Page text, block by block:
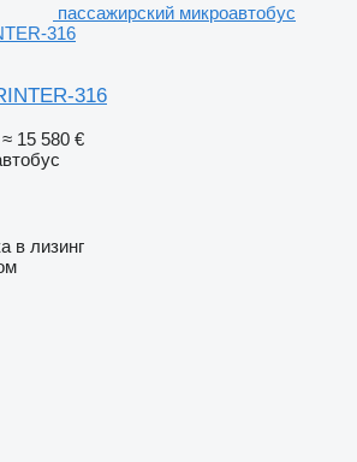
пассажирский микроавтобус
316
316
≈ 15 580 €
в лизинг